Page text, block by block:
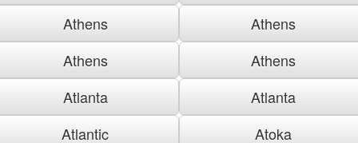
Athens
Athens
Athens
Athens
Atlanta
Atlanta
Atlantic
Atoka